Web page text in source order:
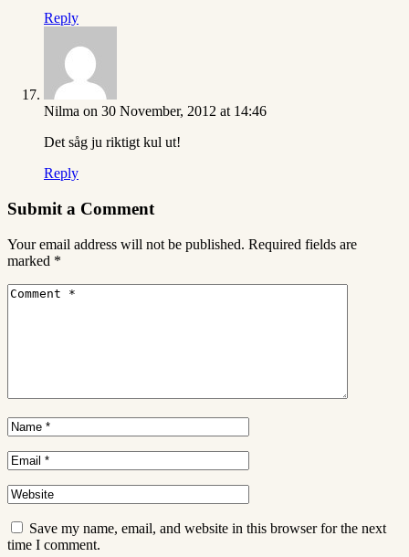
Reply
Nilma on 30 November, 2012 at 14:46
Det såg ju riktigt kul ut!
Reply
Submit a Comment
Your email address will not be published. Required fields are
marked *
Save my name, email, and website in this browser for the next
time I comment.